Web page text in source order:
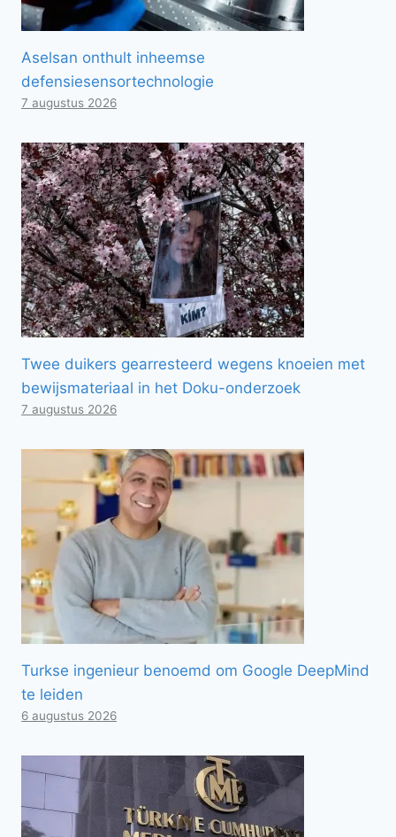
Aselsan onthult inheemse
defensiesensortechnologie
7 augustus 2026
Twee duikers gearresteerd wegens knoeien met
bewijsmateriaal in het Doku-onderzoek
7 augustus 2026
Turkse ingenieur benoemd om Google DeepMind
te leiden
6 augustus 2026